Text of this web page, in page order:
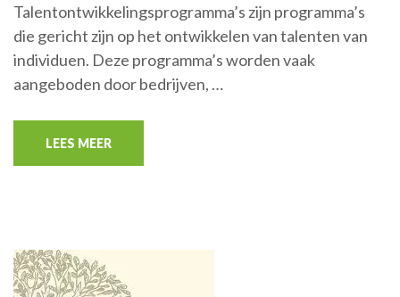
Talentontwikkelingsprogramma’s zijn programma’s
die gericht zijn op het ontwikkelen van talenten van
individuen. Deze programma’s worden vaak
aangeboden door bedrijven, …
LEES MEER